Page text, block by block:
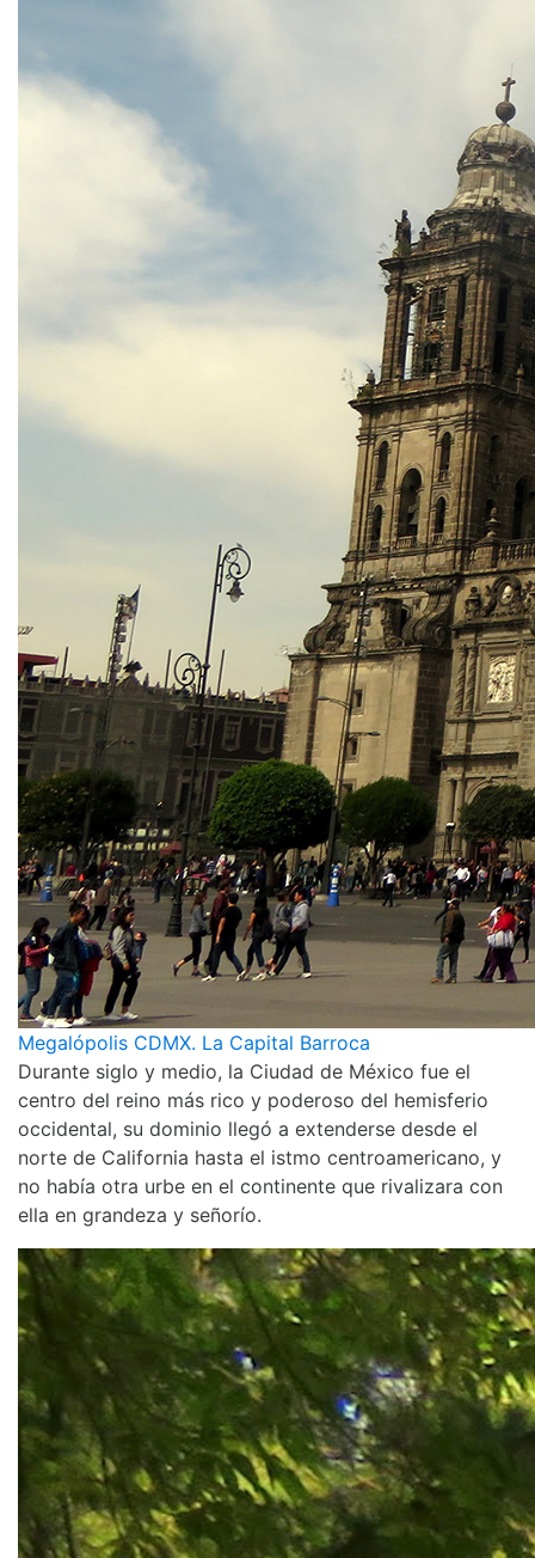
Megalópolis CDMX. La Capital Barroca
Durante siglo y medio, la Ciudad de México fue el
centro del reino más rico y poderoso del hemisferio
occidental, su dominio llegó a extenderse desde el
norte de California hasta el istmo centroamericano, y
no había otra urbe en el continente que rivalizara con
ella en grandeza y señorío.